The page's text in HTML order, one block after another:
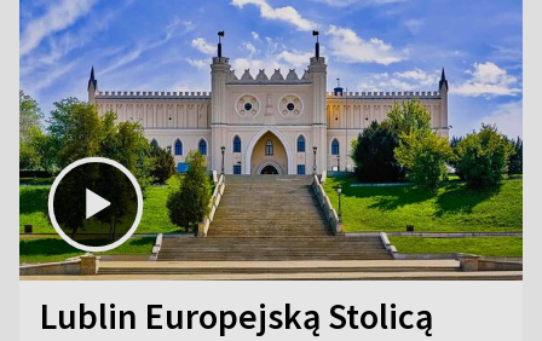
Lublin Europejską Stolicą